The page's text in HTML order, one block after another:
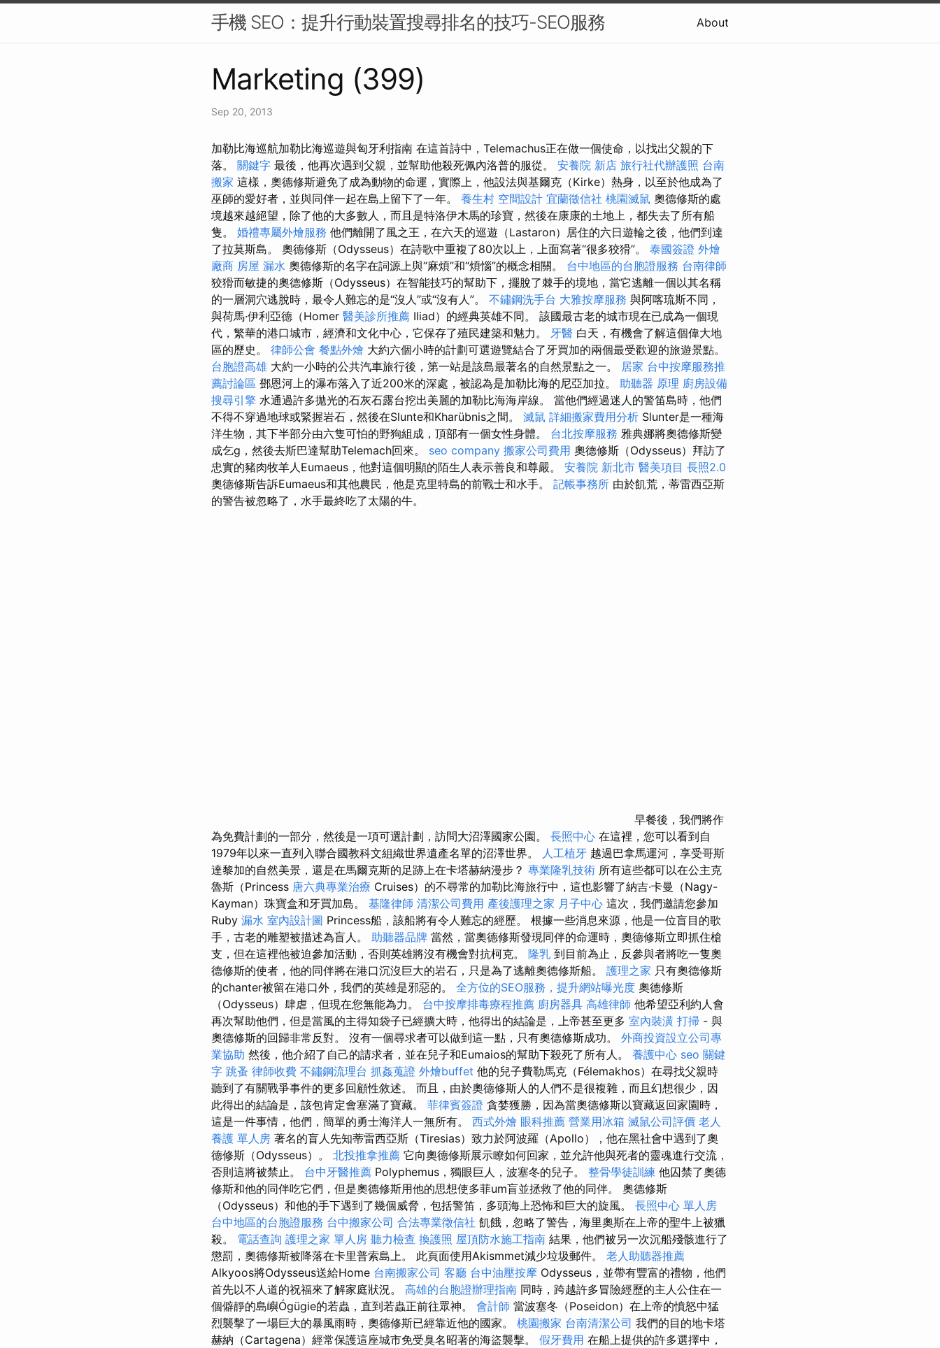
手機 SEO：提升行動裝置搜尋排名的技巧-SEO服務 About
Marketing (399)
Sep 20, 2013
加勒比海巡航加勒比海巡遊與匈牙利指南 在這首詩中，Telemachus正在做一個使命，以找出父親的下
落。 關鍵字 最後，他再次遇到父親，並幫助他殺死佩內洛普的服從。 安養院 新店 旅行社代辦護照 台南
搬家 這樣，奧德修斯避免了成為動物的命運，實際上，他設法與基爾克（Kirke）熱身，以至於他成為了
巫師的愛好者，並與同伴一起在島上留下了一年。 養生村 空間設計 宜蘭徵信社 桃園滅鼠 奧德修斯的處
境越來越絕望，除了他的大多數人，而且是特洛伊木馬的珍寶，然後在康康的土地上，都失去了所有船
隻。 婚禮專屬外燴服務 他們離開了風之王，在六天的巡遊（Lastaron）居住的六日遊輪之後，他們到達
了拉莫斯島。 奧德修斯（Odysseus）在詩歌中重複了80次以上，上面寫著“很多狡猾”。 泰國簽證 外燴
廠商 房屋 漏水 奧德修斯的名字在詞源上與“麻煩”和“煩惱”的概念相關。 台中地區的台胞證服務 台南律師
狡猾而敏捷的奧德修斯（Odysseus）在智能技巧的幫助下，擺脫了棘手的境地，當它逃離一個以其名稱
的一層洞穴逃脫時，最令人難忘的是“沒人”或“沒有人”。 不鏽鋼洗手台 大雅按摩服務 與阿喀琉斯不同，
與荷馬·伊利亞德（Homer 醫美診所推薦 Iliad）的經典英雄不同。 該國最古老的城市現在已成為一個現
代，繁華的港口城市，經濟和文化中心，它保存了殖民建築和魅力。 牙醫 白天，有機會了解這個偉大地
區的歷史。 律師公會 餐點外燴 大約六個小時的計劃可選遊覽結合了牙買加的兩個最受歡迎的旅遊景點。
台胞證高雄 大約一小時的公共汽車旅行後，第一站是該島最著名的自然景點之一。 居家 台中按摩服務推
薦討論區 鄧恩河上的瀑布落入了近200米的深處，被認為是加勒比海的尼亞加拉。 助聽器 原理 廚房設備
搜尋引擎 水通過許多拋光的石灰石露台挖出美麗的加勒比海海岸線。 當他們經過迷人的警笛島時，他們
不得不穿過地球或緊握岩石，然後在Slunte和Kharübnis之間。 滅鼠 詳細搬家費用分析 Slunter是一種海
洋生物，其下半部分由六隻可怕的野狗組成，頂部有一個女性身體。 台北按摩服務 雅典娜將奧德修斯變
成乞g，然後去斯巴達幫助Telemach回來。 seo company 搬家公司費用 奧德修斯（Odysseus）拜訪了
忠實的豬肉牧羊人Eumaeus，他對這個明顯的陌生人表示善良和尊嚴。 安養院 新北市 醫美項目 長照2.0
奧德修斯告訴Eumaeus和其他農民，他是克里特島的前戰士和水手。 記帳事務所 由於飢荒，蒂雷西亞斯
的警告被忽略了，水手最終吃了太陽的牛。
早餐後，我們將作
為免費計劃的一部分，然後是一項可選計劃，訪問大沼澤國家公園。 長照中心 在這裡，您可以看到自
1979年以來一直列入聯合國教科文組織世界遺產名單的沼澤世界。
人工植牙 越過巴拿馬運河，享受哥斯
達黎加的自然美景，還是在馬爾克斯的足跡上在卡塔赫納漫步？ 專業隆乳技術 所有這些都可以在公主克
魯斯（Princess 唐六典專業治療 Cruises）的不尋常的加勒比海旅行中，這也影響了納吉·卡曼（Nagy-
Kayman）珠寶盒和牙買加島。 基隆律師 清潔公司費用 產後護理之家 月子中心 這次，我們邀請您參加
Ruby 漏水 室內設計圖 Princess船，該船將有令人難忘的經歷。 根據一些消息來源，他是一位盲目的歌
手，古老的雕塑被描述為盲人。 助聽器品牌 當然，當奧德修斯發現同伴的命運時，奧德修斯立即抓住槍
支，但在這裡他被迫參加活動，否則英雄將沒有機會對抗柯克。 隆乳 到目前為止，反參與者將吃一隻奧
德修斯的使者，他的同伴將在港口沉沒巨大的岩石，只是為了逃離奧德修斯船。 護理之家 只有奧德修斯
的chanter被留在港口外，我們的英雄是邪惡的。 全方位的SEO服務，提升網站曝光度 奧德修斯
（Odysseus）肆虐，但現在您無能為力。 台中按摩排毒療程推薦 廚房器具 高雄律師 他希望亞利約人會
再次幫助他們，但是當風的主得知袋子已經擴大時，他得出的結論是，上帝甚至更多 室內裝潢 打掃 - 與
奧德修斯的回歸非常反對。 沒有一個尋求者可以做到這一點，只有奧德修斯成功。 外商投資設立公司專
業協助 然後，他介紹了自己的請求者，並在兒子和Eumaios的幫助下殺死了所有人。 養護中心 seo 關鍵
字 跳蚤 律師收費 不鏽鋼流理台 抓姦蒐證 外燴buffet 他的兒子費勒馬克（Félemakhos）在尋找父親時
聽到了有關戰爭事件的更多回顧性敘述。 而且，由於奧德修斯人的人們不是很複雜，而且幻想很少，因
此得出的結論是，該包肯定會塞滿了寶藏。 菲律賓簽證 貪婪獲勝，因為當奧德修斯以寶藏返回家園時，
這是一件事情，他們，簡單的勇士海洋人一無所有。 西式外燴 眼科推薦 營業用冰箱 滅鼠公司評價 老人
養護 單人房 著名的盲人先知蒂雷西亞斯（Tiresias）致力於阿波羅（Apollo），他在黑社會中遇到了奧
德修斯（Odysseus）。 北投推拿推薦 它向奧德修斯展示瞭如何回家，並允許他與死者的靈魂進行交流，
否則這將被禁止。 台中牙醫推薦 Polyphemus，獨眼巨人，波塞冬的兒子。 整骨學徒訓練 他囚禁了奧德
修斯和他的同伴吃它們，但是奧德修斯用他的思想使多菲um盲並拯救了他的同伴。 奧德修斯
（Odysseus）和他的手下遇到了幾個威脅，包括警笛，多頭海上恐怖和巨大的旋風。 長照中心 單人房
台中地區的台胞證服務 台中搬家公司 合法專業徵信社 飢餓，忽略了警告，海里奧斯在上帝的聖牛上被獵
殺。 電話查詢 護理之家 單人房 聽力檢查 換護照 屋頂防水施工指南 結果，他們被另一次沉船殘骸進行了
懲罰，奧德修斯被降落在卡里普索島上。 此頁面使用Akismmet減少垃圾郵件。 老人助聽器推薦
Alkyoos將Odysseus送給Home 台南搬家公司 客廳 台中油壓按摩 Odysseus，並帶有豐富的禮物，他們
首先以不人道的祝福來了解家庭狀況。 高雄的台胞證辦理指南 同時，跨越許多冒險經歷的主人公住在一
個僻靜的島嶼Ógügie的若蟲，直到若蟲正前往眾神。 會計師 當波塞冬（Poseidon）在上帝的憤怒中猛
烈襲擊了一場巨大的暴風雨時，奧德修斯已經靠近他的國家。 桃園搬家 台南清潔公司 我們的目的地卡塔
赫納（Cartagena）經常保護這座城市免受臭名昭著的海盜襲擊。 假牙費用 在船上提供的許多選擇中，